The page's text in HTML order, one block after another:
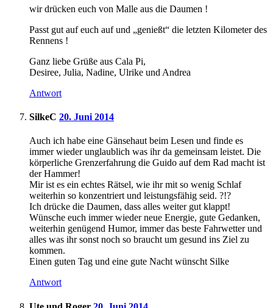
wir drücken euch von Malle aus die Daumen !
Passt gut auf euch auf und „genießt“ die letzten Kilometer des
Rennens !
Ganz liebe Grüße aus Cala Pi,
Desiree, Julia, Nadine, Ulrike und Andrea
Antwort
SilkeC 20. Juni 2014
Auch ich habe eine Gänsehaut beim Lesen und finde es
immer wieder unglaublich was ihr da gemeinsam leistet. Die
körperliche Grenzerfahrung die Guido auf dem Rad macht ist
der Hammer!
Mir ist es ein echtes Rätsel, wie ihr mit so wenig Schlaf
weiterhin so konzentriert und leistungsfähig seid. ?!?
Ich drücke die Daumen, dass alles weiter gut klappt!
Wünsche euch immer wieder neue Energie, gute Gedanken,
weiterhin genügend Humor, immer das beste Fahrwetter und
alles was ihr sonst noch so braucht um gesund ins Ziel zu
kommen.
Einen guten Tag und eine gute Nacht wünscht Silke
Antwort